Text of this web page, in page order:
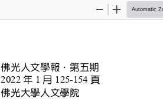
Zoom
Zoom
佛光人文學報．第五期
2022
年 1 月 125-154
頁
佛光大學人文學院